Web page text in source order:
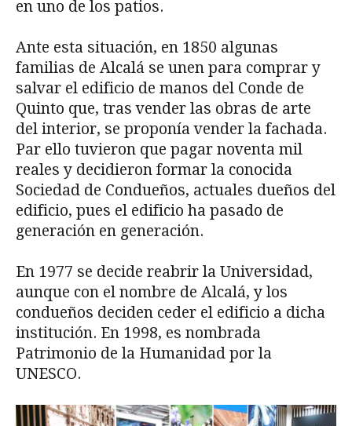
en uno de los patios.
Ante esta situación, en 1850 algunas
familias de Alcalá se unen para comprar y
salvar el edificio de manos del Conde de
Quinto que, tras vender las obras de arte
del interior, se proponía vender la fachada.
Par ello tuvieron que pagar noventa mil
reales y decidieron formar la conocida
Sociedad de Condueños, actuales dueños del
edificio, pues el edificio ha pasado de
generación en generación.
En 1977 se decide reabrir la Universidad,
aunque con el nombre de Alcalá, y los
condueños deciden ceder el edificio a dicha
institución. En 1998, es nombrada
Patrimonio de la Humanidad por la
UNESCO.